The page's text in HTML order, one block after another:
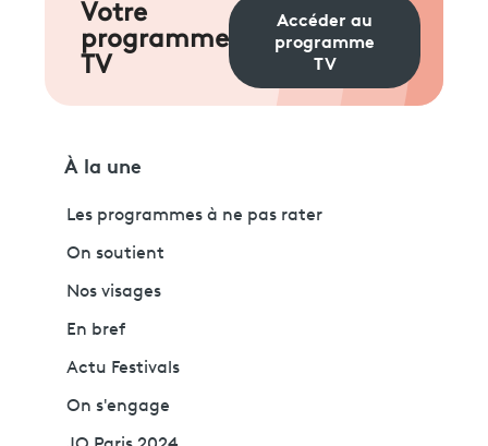
Votre
programme
TV
Accéder au
programme
TV
À la une
Les programmes à ne pas rater
On soutient
Nos visages
En bref
Actu Festivals
On s'engage